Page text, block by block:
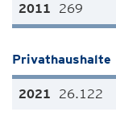
269
Privathaushalte
26.122